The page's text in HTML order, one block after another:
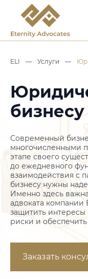
ELI — Услуги —
бизнесу
Современный
многочисленными
этапе своего
до ежедневного
взаимодействия с
бизнесу нужны
Именно здесь
адвоката компании
защитить
риски и
Заказать